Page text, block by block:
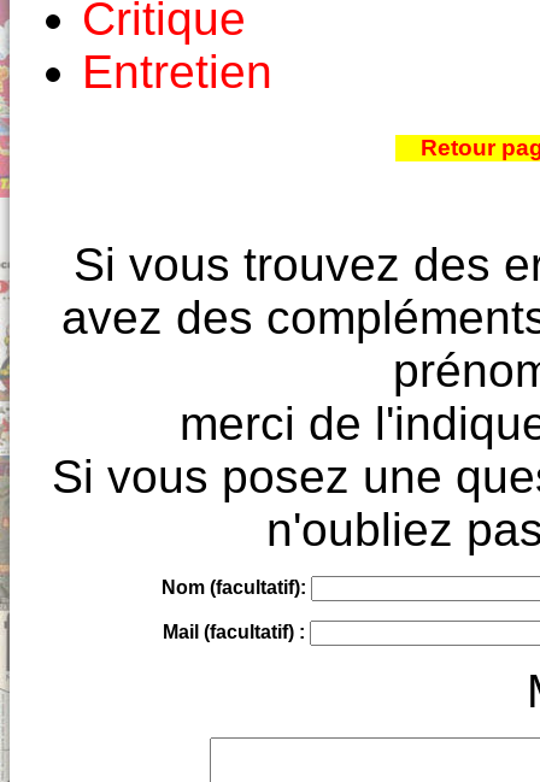
Critique
Entretien
Retour
Si vous trouvez des
avez des
merci de
Si vous posez une
n'oubliez
Nom (facultatif):
Mail (facultatif) :